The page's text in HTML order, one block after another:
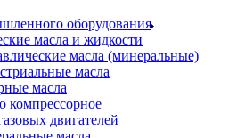
оборудования
масла и жидкости
масла (минеральные)
масла
масла
компрессорное
двигателей